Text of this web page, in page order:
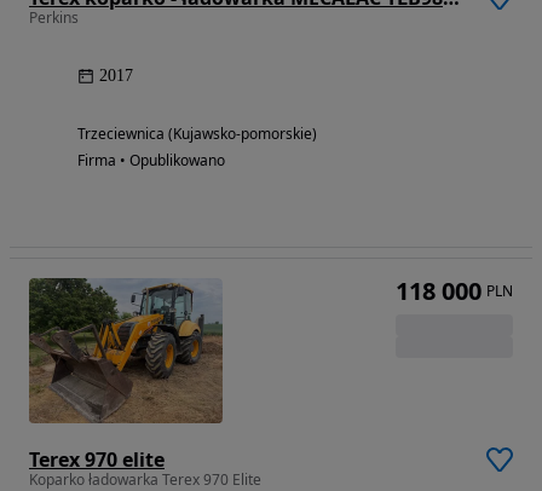
Perkins
2017
Trzeciewnica (Kujawsko-pomorskie)
Firma • Opublikowano
Terex 970 elite
Koparko ładowarka Terex 970 Elite
118 000 PLN